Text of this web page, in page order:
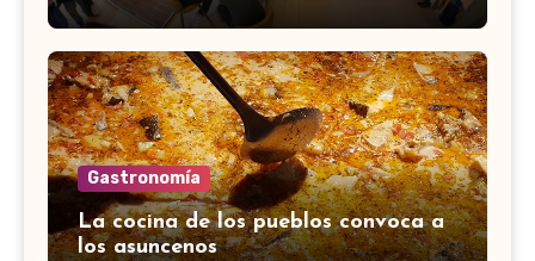
Gastronomía
La cocina de los pueblos convoca a
los asuncenos